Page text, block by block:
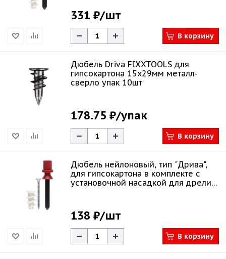
331 ₽/шт
В корзину
Дюбель Driva FIXXTOOLS для
гипсокартона 15х29мм металл-
сверло упак 10шт
178.75 ₽/упак
В корзину
Дюбель нейлоновый, тип "Дрива",
для гипсокартона в комплекте с
установочной насадкой для дрели,
138 ₽/шт
В корзину